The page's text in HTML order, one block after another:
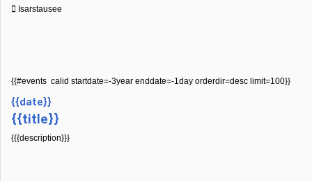
Isarstausee
{{#events calid startdate=-3year enddate=-1day orderdir=desc limit=100}}
{{date}}
{{title}}
{{{description}}}